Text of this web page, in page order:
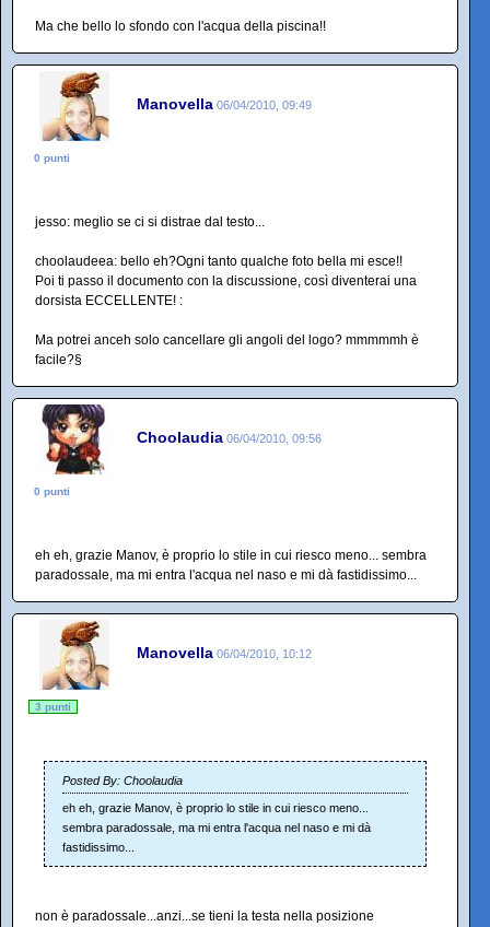
Ma che bello lo sfondo con l'acqua della piscina!!
Manovella 06/04/2010, 09:49
0 punti
jesso: meglio se ci si distrae dal testo...
choolaudeea: bello eh?Ogni tanto qualche foto bella mi esce!!
Poi ti passo il documento con la discussione, così diventerai una
dorsista ECCELLENTE! :
Ma potrei anceh solo cancellare gli angoli del logo? mmmmmh è
facile?§
Choolaudia 06/04/2010, 09:56
0 punti
eh eh, grazie Manov, è proprio lo stile in cui riesco meno... sembra
paradossale, ma mi entra l'acqua nel naso e mi dà fastidissimo...
Manovella 06/04/2010, 10:12
3 punti
Posted By: Choolaudia
eh eh, grazie Manov, è proprio lo stile in cui riesco meno...
sembra paradossale, ma mi entra l'acqua nel naso e mi dà
fastidissimo...
non è paradossale...anzi...se tieni la testa nella posizione